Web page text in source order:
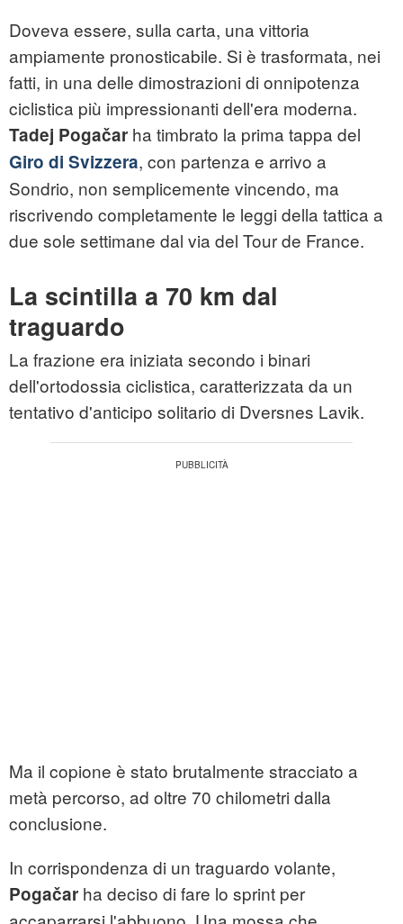
Doveva essere, sulla carta, una vittoria
ampiamente pronosticabile. Si è trasformata, nei
fatti, in una delle dimostrazioni di onnipotenza
ciclistica più impressionanti dell'era moderna.
Tadej Pogačar ha timbrato la prima tappa del
Giro di Svizzera, con partenza e arrivo a
Sondrio, non semplicemente vincendo, ma
riscrivendo completamente le leggi della tattica a
due sole settimane dal via del Tour de France.
La scintilla a 70 km dal
traguardo
La frazione era iniziata secondo i binari
dell'ortodossia ciclistica, caratterizzata da un
tentativo d'anticipo solitario di Dversnes Lavik.
Ma il copione è stato brutalmente stracciato a
metà percorso, ad oltre 70 chilometri dalla
conclusione.
In corrispondenza di un traguardo volante,
Pogačar ha deciso di fare lo sprint per